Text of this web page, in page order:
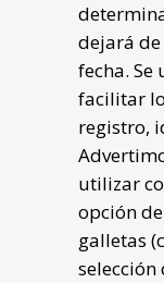
dejará
fecha.
facilitar
registro,
utilizar
opción
galletas